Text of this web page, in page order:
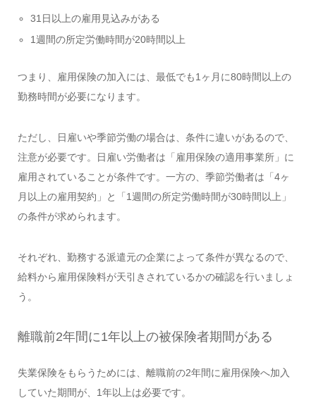
31日以上の雇用見込みがある
1週間の所定労働時間が20時間以上
つまり、雇用保険の加入には、最低でも1ヶ月に80時間以上の
勤務時間が必要になります。
ただし、日雇いや季節労働の場合は、条件に違いがあるので、
注意が必要です。日雇い労働者は「雇用保険の適用事業所」に
雇用されていることが条件です。一方の、季節労働者は「4ヶ
月以上の雇用契約」と「1週間の所定労働時間が30時間以上」
の条件が求められます。
それぞれ、勤務する派遣元の企業によって条件が異なるので、
給料から雇用保険料が天引きされているかの確認を行いましょ
う。
離職前2年間に1年以上の被保険者期間がある
失業保険をもらうためには、離職前の2年間に雇用保険へ加入
していた期間が、1年以上は必要です。